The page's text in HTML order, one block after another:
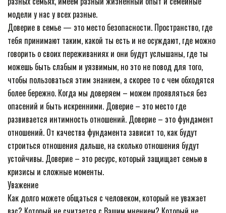
модели у нас у всех разные.
Доверие в семье — это место безопасности. Пространство, где
тебя принимают таким, какой ты есть и не осуждают, где можно
говорить о своих переживаниях и они будут услышаны, где ты
можешь быть слабым и уязвимым, но это не повод для того,
чтобы пользоваться этим знанием, а скорее то с чем обходятся
более бережно. Когда мы доверяем – можем проявляться без
опасений и быть искренними. Доверие – это место где
развивается интимность отношений. Доверие – это фундамент
отношений. От качества фундамента зависит то, как будут
строиться отношения дальше, на сколько отношения будут
устойчивы. Доверие – это ресурс, который защищает семью в
кризисы и сложные моменты.
Уважение
Как долго можете общаться с человеком, который не уважает